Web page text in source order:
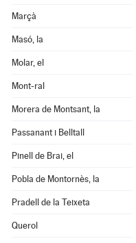
Marçà
Masó, la
Molar, el
Mont-ral
Morera de Montsant, la
Passanant i Belltall
Pinell de Brai, el
Pobla de Montornès, la
Pradell de la Teixeta
Querol